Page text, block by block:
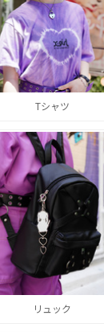
Tシャツ
リュック